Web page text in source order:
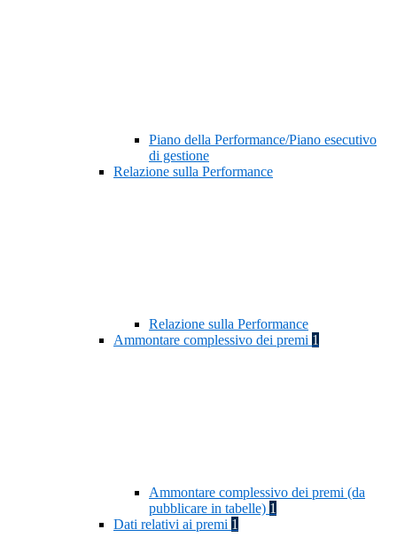
Piano della Performance/Piano esecutivo
di gestione
Relazione sulla Performance
Relazione sulla Performance
Ammontare complessivo dei premi 1
Ammontare complessivo dei premi (da
pubblicare in tabelle) 1
Dati relativi ai premi 1